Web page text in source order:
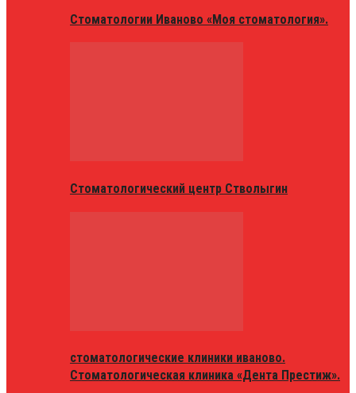
Стоматологии Иваново «Моя стоматология».
Стоматологический центр Стволыгин
стоматологические клиники иваново.
Стоматологическая клиника «Дента Престиж».